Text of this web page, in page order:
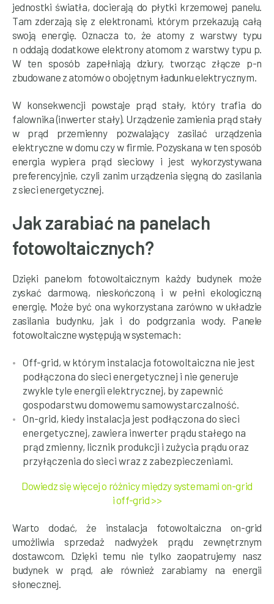
jednostki światła, docierają do płytki krzemowej panelu.
Tam zderzają się z elektronami, którym przekazują całą
swoją energię. Oznacza to, że atomy z warstwy typu
n oddają dodatkowe elektrony atomom z warstwy typu p.
W ten sposób zapełniają dziury, tworząc złącze p-n
zbudowane z atomów o obojętnym ładunku elektrycznym.
W konsekwencji powstaje prąd stały, który trafia do
falownika (inwerter stały). Urządzenie zamienia prąd stały
w prąd przemienny pozwalający zasilać urządzenia
elektryczne w domu czy w firmie. Pozyskana w ten sposób
energia wypiera prąd sieciowy i jest wykorzystywana
preferencyjnie, czyli zanim urządzenia sięgną do zasilania
z sieci energetycznej.
Jak zarabiać na panelach
fotowoltaicznych?
Dzięki panelom fotowoltaicznym każdy budynek może
zyskać darmową, nieskończoną i w pełni ekologiczną
energię. Może być ona wykorzystana zarówno w układzie
zasilania budynku, jak i do podgrzania wody. Panele
fotowoltaiczne występują w systemach:
Off-grid, w którym instalacja fotowoltaiczna nie jest
podłączona do sieci energetycznej i nie generuje
zwykle tyle energii elektrycznej, by zapewnić
gospodarstwu domowemu samowystarczalność.
On-grid, kiedy instalacja jest podłączona do sieci
energetycznej, zawiera inwerter prądu stałego na
prąd zmienny, licznik produkcji i zużycia prądu oraz
przyłączenia do sieci wraz z zabezpieczeniami.
Dowiedz się więcej o różnicy między systemami on-grid
i off-grid >>
Warto dodać, że instalacja fotowoltaiczna on-grid
umożliwia sprzedaż nadwyżek prądu zewnętrznym
dostawcom. Dzięki temu nie tylko zaopatrujemy nasz
budynek w prąd, ale również zarabiamy na energii
słonecznej.